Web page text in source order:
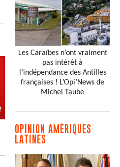
Les Caraïbes n’ont vraiment
pas intérêt à
l’indépendance des Antilles
françaises ! L’Opi’News de
Michel Taube
OPINION AMÉRIQUES
LATINES